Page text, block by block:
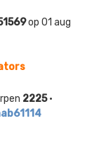
op 01 aug
2225•